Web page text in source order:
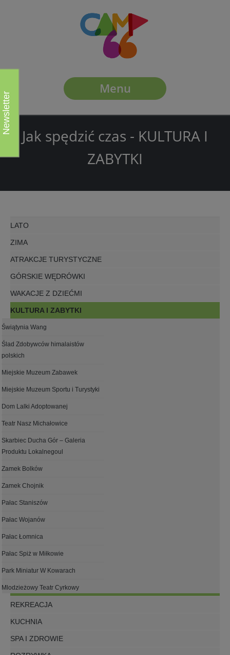
Menu
Jak spędzić czas - KULTURA I
ZABYTKI
LATO
ZIMA
ATRAKCJE TURYSTYCZNE
GÓRSKIE WĘDRÓWKI
WAKACJE Z DZIEĆMI
KULTURA I ZABYTKI
Świątynia Wang
Ślad Zdobywców himalaistów
polskich
Miejskie Muzeum Zabawek
Miejskie Muzeum Sportu i Turystyki
Dom Lalki Adoptowanej
Teatr Nasz Michałowice
Skarbiec Ducha Gór – Galeria
Produktu Lokalnegoul
Zamek Bolków
Zamek Chojnik
Pałac Staniszów
Pałac Wojanów
Pałac Łomnica
Pałac Spiż w Miłkowie
Park Miniatur W Kowarach
Mlodzieżowy Teatr Cyrkowy
REKREACJA
KUCHNIA
SPA I ZDROWIE
Newsletter